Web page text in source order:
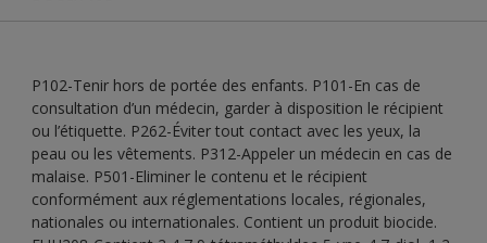
P102-Tenir hors de portée des enfants. P101-En cas de
consultation d’un médecin, garder à disposition le récipient
ou l’étiquette. P262-Éviter tout contact avec les yeux, la
peau ou les vêtements. P312-Appeler un médecin en cas de
malaise. P501-Eliminer le contenu et le récipient
conformément aux réglementations locales, régionales,
nationales ou internationales. Contient un produit biocide.